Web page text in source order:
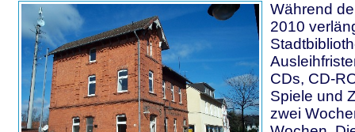
Während
2010
CDs, CD-
Spiele und
zwei